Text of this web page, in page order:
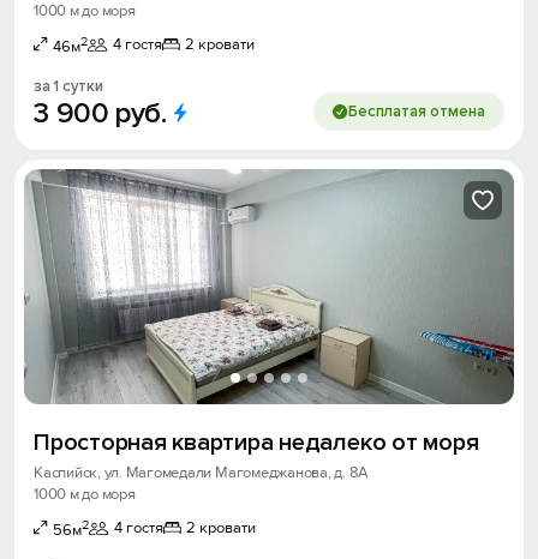
1000 м до моря
46м2 4 гостя 2 кровати
за 1 сутки
3 900 руб. Бесплатая отмена
Просторная квартира недалеко от моря
Каспийск, ул. Магомедали Магомеджановa, д. 8А
1000 м до моря
56м2 4 гостя 2 кровати